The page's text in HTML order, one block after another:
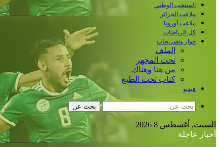
المنتخب الوطني
ملاعب الجزائر
ملاعب أوروبا
كل الرياضات
حوار وتصريحات
الملف
تحت المجهر
من هنا وهناك
كتاب تحت الطبع
فيديو
بحث عن
السبت, أغسطس 8 2026
أخبار عاجلة